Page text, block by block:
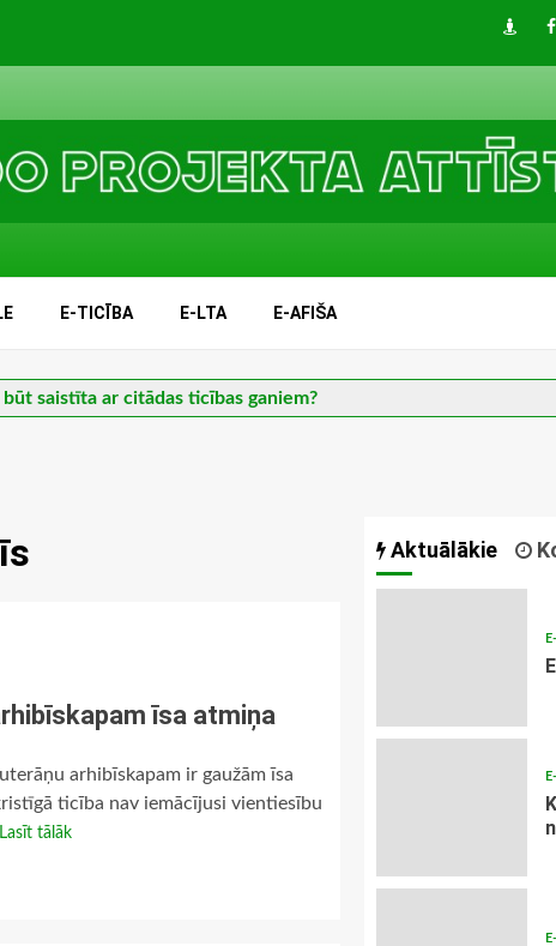
E-TICĪBA E-LTA E-AFIŠA
saistīta ar citādas ticības ganiem?
īsa atmiņa
arhibīskapam ir gaužām īsa
ticība nav iemācījusi vientiesību
Lasīt tālāk
Aktuālākie